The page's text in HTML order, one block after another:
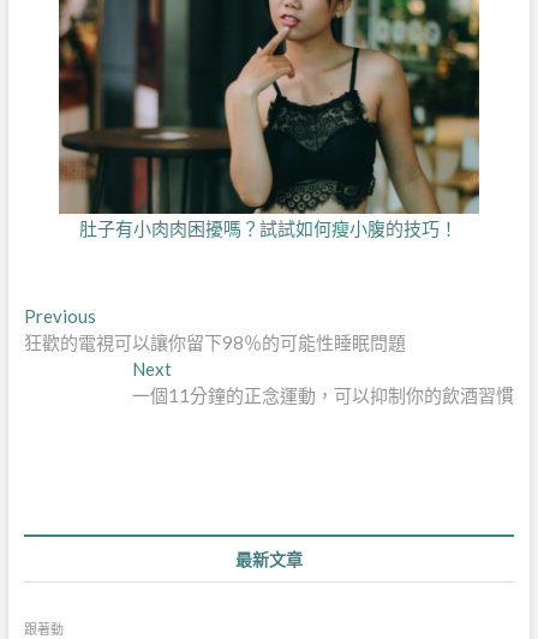
肚子有小肉肉困擾嗎？試試如何瘦小腹的技巧！
文
章
PreviousPrevious
post:
狂歡的電視可以讓你留下98％的可能性睡眠問題
NextNext
post:
一個11分鐘的正念運動，可以抑制你的飲酒習慣
最新文章
跟著動